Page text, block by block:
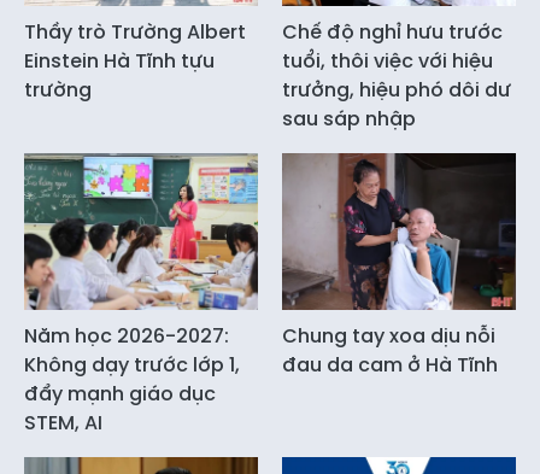
Thầy trò Trường Albert
Einstein Hà Tĩnh tựu
trường
Chế độ nghỉ hưu trước
tuổi, thôi việc với hiệu
trưởng, hiệu phó dôi dư
sau sáp nhập
Năm học 2026-2027:
Không dạy trước lớp 1,
đẩy mạnh giáo dục
STEM, AI
Chung tay xoa dịu nỗi
đau da cam ở Hà Tĩnh